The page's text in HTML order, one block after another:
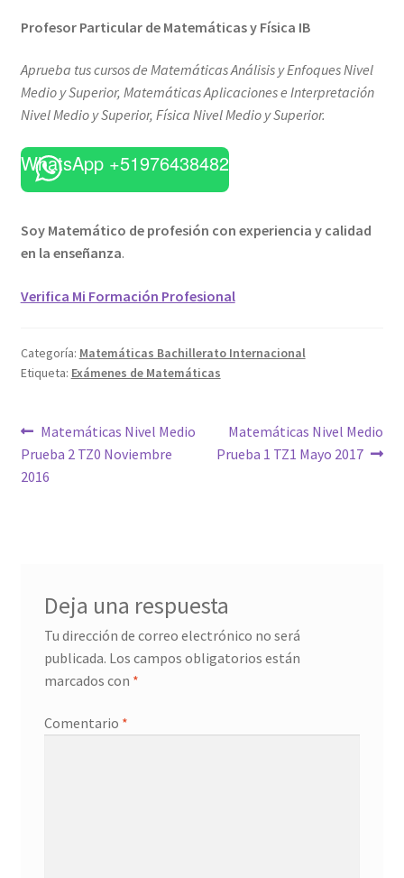
Profesor Particular de Matemáticas y Física IB
Aprueba tus cursos de Matemáticas Análisis y Enfoques Nivel
Medio y Superior, Matemáticas Aplicaciones e Interpretación
Nivel Medio y Superior, Física Nivel Medio y Superior.
WhatsApp +51976438482
Soy Matemático de profesión con experiencia y calidad
en la enseñanza.
Verifica Mi Formación Profesional
Categoría: Matemáticas Bachillerato Internacional
Etiqueta: Exámenes de Matemáticas
Navegación
de
Anterior:
Matemáticas Nivel Medio
Prueba 2 TZ0 Noviembre
2016
Siguiente:
Matemáticas Nivel Medio
Prueba 1 TZ1 Mayo 2017
Deja una respuesta
Tu dirección de correo electrónico no será
publicada. Los campos obligatorios están
marcados con *
Comentario *